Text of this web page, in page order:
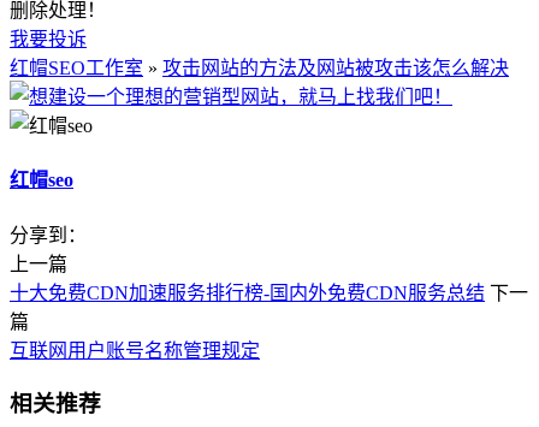
删除处理！
我要投诉
红帽SEO工作室 » 攻击网站的方法及网站被攻击该怎么解决
红帽seo
分享到：
上一篇
十大免费CDN加速服务排行榜-国内外免费CDN服务总结 下一
篇
互联网用户账号名称管理规定
相关推荐